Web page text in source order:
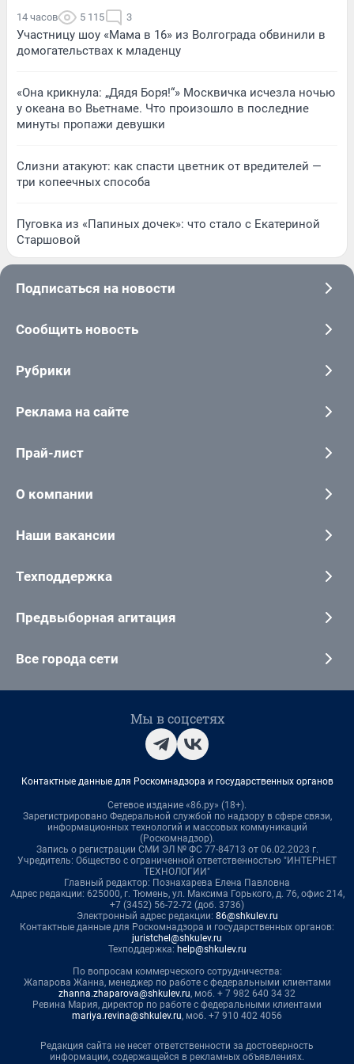
14 часов 5 115 3
Участницу шоу «Мама в 16» из Волгограда обвинили в
домогательствах к младенцу
«Она крикнула: „Дядя Боря!“» Москвичка исчезла ночью
у океана во Вьетнаме. Что произошло в последние
минуты пропажи девушки
Слизни атакуют: как спасти цветник от вредителей —
три копеечных способа
Пуговка из «Папиных дочек»: что стало с Екатериной
Старшовой
Подписаться на новости
Сообщить новость
Рубрики
Реклама на сайте
Прай-лист
О компании
Наши вакансии
Техподдержка
Предвыборная агитация
Все города сети
Мы в соцсетях
Контактные данные для Роскомнадзора и государственных органов
Сетевое издание «86.ру» (18+).
Зарегистрировано Федеральной службой по надзору в сфере связи,
информационных технологий и массовых коммуникаций
(Роскомнадзор).
Запись о регистрации СМИ ЭЛ № ФС 77-84713 от 06.02.2023 г.
Учредитель: Общество с ограниченной ответственностью "ИНТЕРНЕТ
ТЕХНОЛОГИИ"
Главный редактор: Познахарева Елена Павловна
Адрес редакции: 625000, г. Тюмень, ул. Максима Горького, д. 76, офис 214,
+7 (3452) 56-72-72 (доб. 3736)
Электронный адрес редакции: 86@shkulev.ru
Контактные данные для Роскомнадзора и государственных органов:
juristchel@shkulev.ru
Техподдержка: help@shkulev.ru
По вопросам коммерческого сотрудничества:
Жапарова Жанна, менеджер по работе с федеральными клиентами
zhanna.zhaparova@shkulev.ru, моб. + 7 982 640 34 32
Ревина Мария, директор по работе с федеральными клиентами
mariya.revina@shkulev.ru, моб. +7 910 402 4056
Редакция сайта не несет ответственности за достоверность
информации, содержащейся в рекламных объявлениях.